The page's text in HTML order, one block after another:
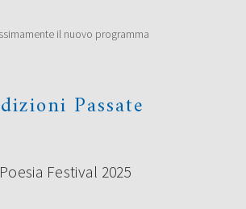
il nuovo programma
Passate
Poesia Festival 2025